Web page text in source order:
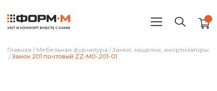
Главная / Мебельная фурнитура / Замки, защелки, амортизаторы
/ Замок 201 почтовый ZZ-M0-201-01